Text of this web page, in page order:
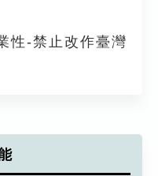
性-禁止改作臺灣